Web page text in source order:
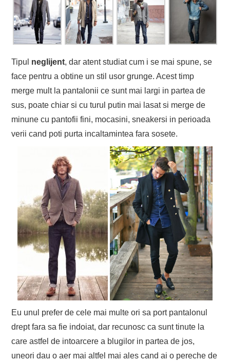
Tipul neglijent, dar atent studiat cum i se mai spune, se
face pentru a obtine un stil usor grunge. Acest timp
merge mult la pantalonii ce sunt mai largi in partea de
sus, poate chiar si cu turul putin mai lasat si merge de
minune cu pantofii fini, mocasini, sneakersi in perioada
verii cand poti purta incaltamintea fara sosete.
Eu unul prefer de cele mai multe ori sa port pantalonul
drept fara sa fie indoiat, dar recunosc ca sunt tinute la
care astfel de intoarcere a blugilor in partea de jos,
uneori dau o aer mai altfel mai ales cand ai o pereche de